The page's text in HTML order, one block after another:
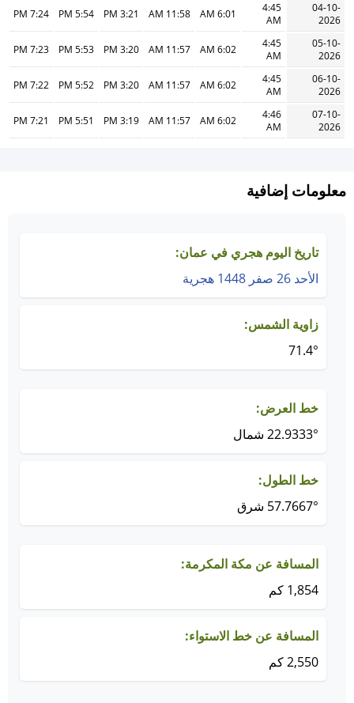
04-10-
2026
4:45
AM
6:01 AM
11:58 AM
3:21 PM
5:54 PM
7:24 PM
05-10-
2026
4:45
AM
6:02 AM
11:57 AM
3:20 PM
5:53 PM
7:23 PM
06-10-
2026
4:45
AM
6:02 AM
11:57 AM
3:20 PM
5:52 PM
7:22 PM
07-10-
2026
4:46
AM
6:02 AM
11:57 AM
3:19 PM
5:51 PM
7:21 PM
معلومات إضافية
تاريخ اليوم هجري في عمان:
الأحد 26 صفر 1448 هجرية
زاوية الشمس:
71.4°
خط العرض:
22.9333° شمال
خط الطول:
57.7667° شرق
المسافة عن مكة المكرمة:
1,854 كم
المسافة عن خط الاستواء:
2,550 كم